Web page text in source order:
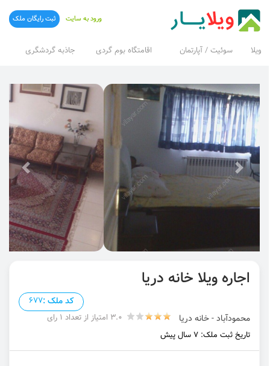
ویلا سوئیت / آپارتمان اقامتگاه بوم گردی جاذبه گردشگری
ورود به سایت ثبت رایگان ملک
اجاره ویلا خانه دریا
کد ملک :677
محمودآباد - خانه دریا
3.0 امتیاز از تعداد 1 رای
تاریخ ثبت ملک: 7 سال پیش